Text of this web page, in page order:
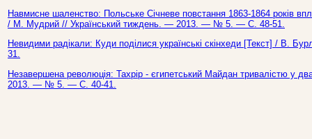
Навмисне шаленство: Польське Січневе повстання 1863-1864 років
/ М. Мудрий // Український тиждень. — 2013. — № 5. — С. 48-51.
Невидими радікали: Куди поділися українські скінхеди [Текст] /
31.
Незавершена революція: Тахрір - єгипетський Майдан тривалістю у
2013. — № 5. — С. 40-41.